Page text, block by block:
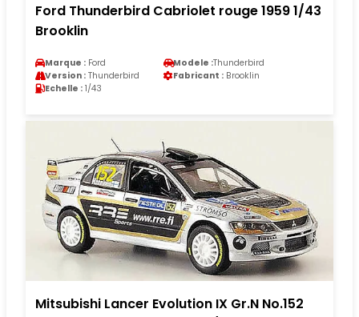
Ford Thunderbird Cabriolet rouge 1959 1/43
Brooklin
Marque : Ford Modele :Thunderbird
Version : Thunderbird Fabricant : Brooklin
Echelle : 1/43
Mitsubishi Lancer Evolution IX Gr.N No.152